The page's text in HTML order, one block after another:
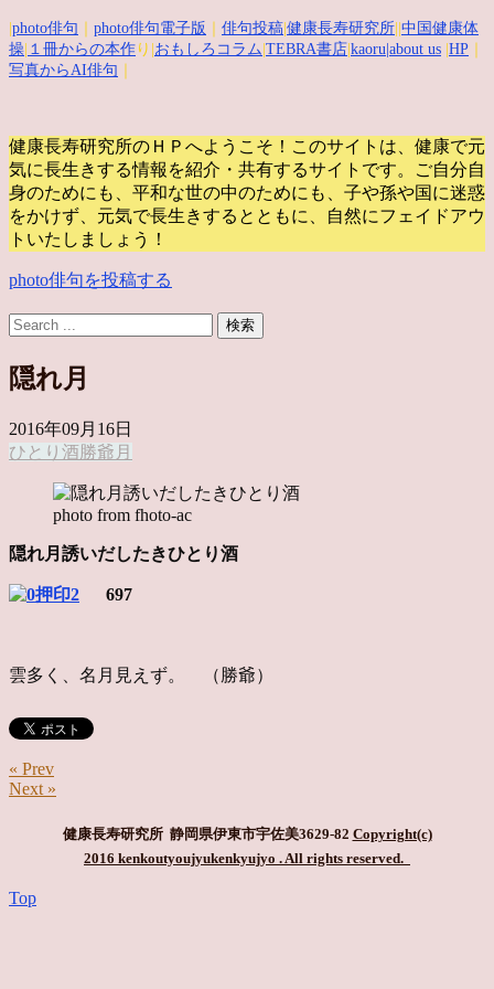
photo俳句 photo俳句電子版 俳句投稿 健康長寿研究所 中国健康体
操 １冊からの本作 り| おもしろコラム TEBRA書店 kaoru |about us HP
写真からAI俳句
健康長寿研究所のＨＰへようこそ！このサイトは、健康で元
気に長生きする情報を紹介・共有するサイトです。
ご自分自
身のためにも、平和な世の中のためにも、子や孫や国に迷惑
をかけず、元気で長生きするとともに、自然にフェイドアウ
トいたしましょう！
photo俳句を投稿する
隠れ月
2016年09月16日
ひとり酒 勝爺 月
photo from fhoto-ac
隠れ月誘いだしたきひとり酒
697
雲多く、名月見えず。 （勝爺）
« Prev
Next »
健康長寿研究所 静岡県伊東市宇佐美3629-82 Copyright(c)
2016 kenkoutyoujyukenkyujyo . All rights reserved.
Top